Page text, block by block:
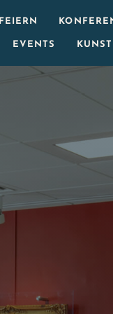
FEIERN
EVENTS KUNST